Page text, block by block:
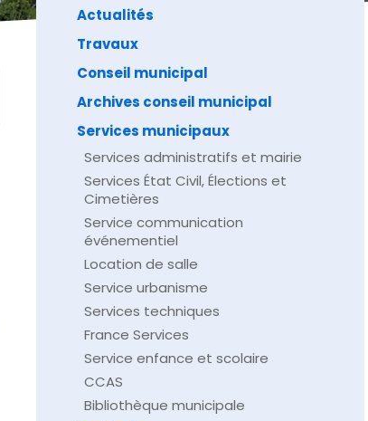
Actualités
Travaux
Conseil municipal
Archives conseil municipal
Services municipaux
Services administratifs et mairie
Services État Civil, Élections et
Cimetières
Service communication
événementiel
Location de salle
Service urbanisme
Services techniques
France Services
Service enfance et scolaire
CCAS
Bibliothèque municipale